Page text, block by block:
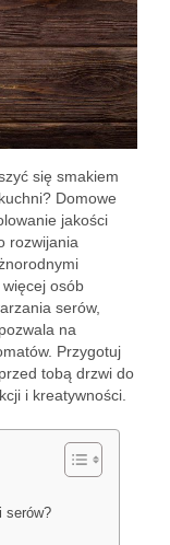
się smakiem
Domowe
jakości
rozwijania
osób
serów,
na
Przygotuj
tobą drzwi do
i kreatywności.
serów?